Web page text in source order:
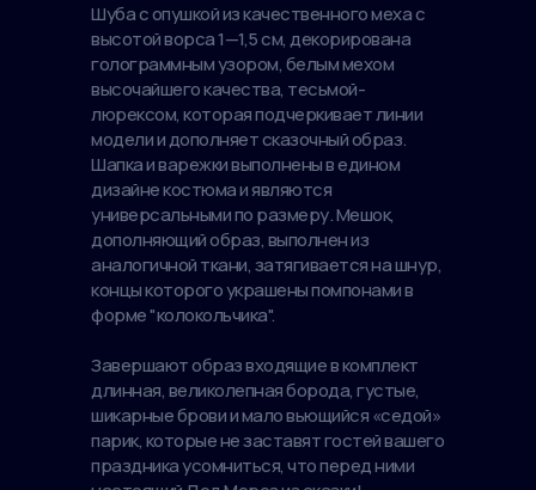
Шуба с опушкой из качественного меха с
высотой ворса 1—1,5 см, декорирована
голограммным узором, белым мехом
высочайшего качества, тесьмой-
люрексом, которая подчеркивает линии
модели и дополняет сказочный образ.
Шапка и варежки выполнены в едином
дизайне костюма и являются
универсальными по размеру. Мешок,
дополняющий образ, выполнен из
аналогичной ткани, затягивается на шнур,
концы которого украшены помпонами в
форме "колокольчика".
Завершают образ входящие в комплект
длинная, великолепная борода, густые,
шикарные брови и мало вьющийся «седой»
парик, которые не заставят гостей вашего
праздника усомниться, что перед ними